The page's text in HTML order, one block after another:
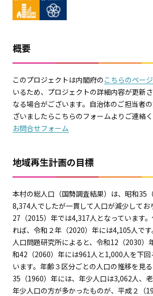
概要
このプロジェクトは内閣府のこちらのページ
いるため、プロジェクトの詳細内容が更新
なる場合がございます。自治体のご担当者
ざいましたらこちらのフォームよりご連絡
お問合せフォーム
地域再生計画の目標
本村の総人口（国勢調査結果）は、昭和35
8,374人でしたが一貫して人口が減少してお
27（2015）年では4,317人となっています
れば、令和２年（2020）年には4,105人です
人口問題研究所によると、令和12（2030）
和42（2060）年には961人と1,000人を下回
います。年齢３区分ごとの人口の推移を見
35（1960）年には、年少人口は3,062人、
年少人口の方が多かったものが、平成２（